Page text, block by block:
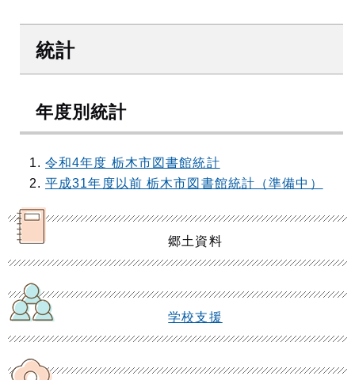
統計
年度別統計
令和4年度 栃木市図書館統計
平成31年度以前 栃木市図書館統計（準備中）
郷土資料
学校支援